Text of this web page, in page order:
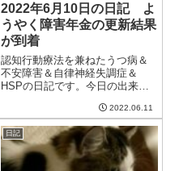
2022年6月10日の日記 よ
うやく障害年金の更新結果
が到着
認知行動療法を兼ねたうつ病＆
不安障害＆自律神経失調症＆
HSPの日記です。今日の出来事
くまともな青空を見ていない気
がする。雨が降っていないのは
いいことなのかどうなのか。庭
の植物に水をやるタイミングが
難しい。3月に提...
2022.06.11
日記